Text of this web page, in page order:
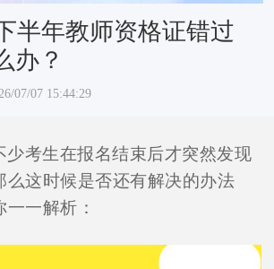
半年教师资格证错过
办？
07/07 15:44:29
少考生在报名结束后才突然发现
么这时候是否还有解决的办法
一解析：